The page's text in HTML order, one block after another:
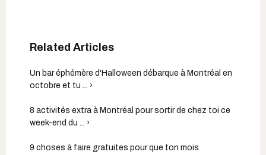
Un bar éphémère d'Halloween débarque à Montréal en
octobre et tu ... ›
8 activités extra à Montréal pour sortir de chez toi ce
week-end du ... ›
9 choses à faire gratuites pour que ton mois